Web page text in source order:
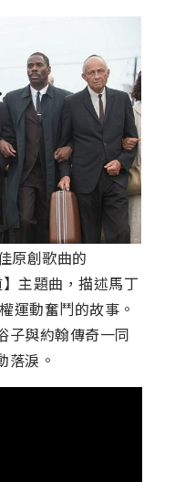
創歌曲的
主題曲，描述馬丁
運動奮鬥的故事。
子與約翰傳奇一同
落淚。